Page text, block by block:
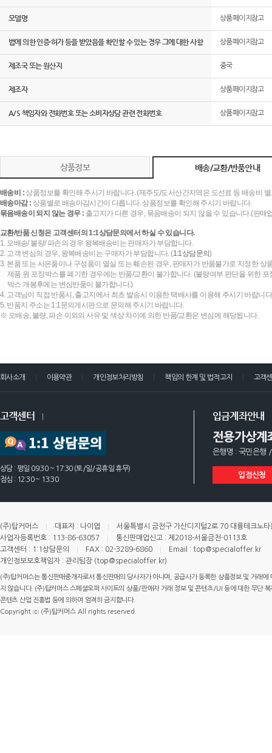
모델명 상품페이지참고
법에 의한 인증·허가 등을 받았음을 확인할 수 있는 경우 그에 대한 사항 상품페이지참고
제조국 또는 원산지 중국
제조자 상품페이지참고
A/S 책임자와 전화번호 또는 소비자상담 관련 전화번호 상품페이지참고
상품정보 배송/교환/반품안내
배송비 :상품정보를 확인해 주시기 바랍니다. (제주도/도서산간지역은 도선료 등 배송비
배송마감 : 상품별로 배송마감시간이 다릅니다. 상품정보를 확인해 주시기 바랍니다.
묶음배송이 되지 않는 경우 : 출고지가 다른 경우, 묶음배송이 되지 않을 수 있습니다.(판
교환/반품 신청은 고객센터의 1:1상담문의에서 하실 수 있습니다.
1. 오배송/ 불량/ 파손의 경우 왕복배송비는 판매자가 부담합니다.
2. 고객 변심의 경우, 왕복배송비는 구매자가 부담합니다. (1:1상담문의)
3. 본품 또는 사은품이나 구성품이 멸실 또는 훼손된 경우, 판매자가 반품불가로 지정한 상
제품 원 포장박스를 폐기한 경우에는 반품/교환이 불가합니다. (불량여부 판단을 위한
박스 개봉후에는 변심반품이 불가합니다.)
4. 고객님이 직접 반품시, 출고지에서 최초 발송시 이용한 택배사를 이용해 주시기 바랍니
5. 반품지 주소는 1:1문의게시판으로 문의해 주시기 바랍니다.
※ 오배송, 불량, 파손 이외의 사유 및 색상 차이에 의한 반품/교환은 변심에 해당됩니다.
회사소개 이용약관 개인정보처리방침 책임의 한계 및 법적고지 고객
고객센터
상담 : 평일 09:30 ~ 17:30 (토/일/공휴일 휴무)
점심 : 12:30 ~ 13:30
입금계좌안내
전용가상계
은행명 : 국민은행
입점신청
(주)탑커머스 대표자 : 나이엽
서울특별시 금천구 가산디지털2로 70 대륭테크노
사업자등록번호 : 113-86-63057
통신판매업신고 : 제2018-서울금천-0113호
고객센터 : 1:1상담문의
FAX : 02-3289-6860
Email : top@specialoffer.kr
개인정보보호책임자 : 관리팀장 (top@specialoffer.kr)
(주)탑커머스는 통신판매중개자로서 통신판매의 당사자가 아니며, 공급사가 등록한 상품정보 및 거래
지 않습니다. (주)탑커머스 스페셜오퍼 사이트의 상품/판매자 거래 정보 및 콘텐츠/UI 등에 대한 무단
콘텐츠 산업 진흥법 등에 의하여 엄격히 금지합니다.
Copyright ⓒ (주)탑커머스 All rights reserved.